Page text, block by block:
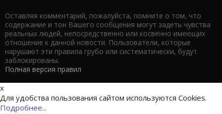
Оставляя комментарий, пожалуйста, помните о том, что
содержание и тон Вашего сообщения могут задеть чувства
реальных людей, непосредственно или косвенно имеющих
отношение к данной новости. Пользователи, которые
нарушают эти правила грубо или систематически, будут
заблокированы.
Полная версия правил
x
Для удобства пользования сайтом используются Cookies.
Подробнее...